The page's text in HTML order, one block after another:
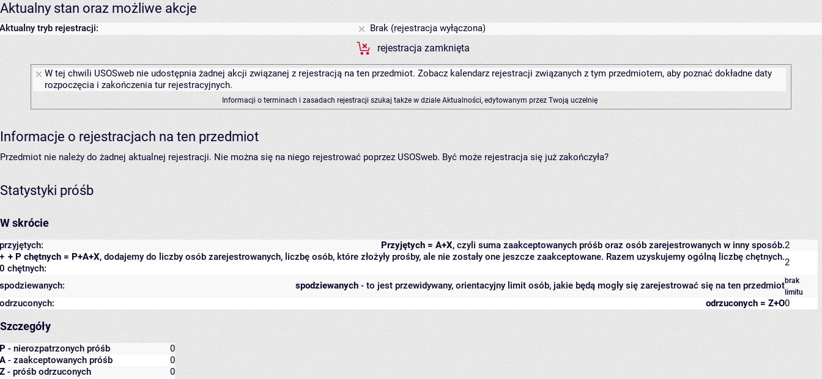
Aktualny stan oraz możliwe akcje
Aktualny tryb rejestracji:
Brak (rejestracja wyłączona)
rejestracja zamknięta
W tej chwili USOSweb nie udostępnia żadnej akcji związanej z rejestracją na ten przedmiot. Zobacz kalendarz rejestracji związanych z tym przedmiotem, aby poznać dokładne daty
rozpoczęcia i zakończenia tur rejestracyjnych.
Informacji o terminach i zasadach rejestracji szukaj także w dziale Aktualności, edytowanym przez Twoją uczelnię
Informacje o rejestracjach na ten przedmiot
Przedmiot nie należy do żadnej aktualnej rejestracji. Nie można się na niego rejestrować poprzez USOSweb. Być może rejestracja się już zakończyła?
Statystyki próśb
W skrócie
Przyjętych = A+X, czyli suma zaakceptowanych próśb oraz osób zarejestrowanych w inny sposób.
przyjętych:
2
+ P chętnych = P+A+X, dodajemy do liczby osób zarejestrowanych, liczbę osób, które złożyły prośby, ale nie zostały one jeszcze zaakceptowane. Razem uzyskujemy ogólną liczbę chętnych.
+
0 chętnych:
2
spodziewanych - to jest przewidywany, orientacyjny limit osób, jakie będą mogły się zarejestrować się na ten przedmiot
spodziewanych:
brak
limitu
odrzuconych = Z+O
odrzuconych: 0
Szczegóły
P - nierozpatrzonych próśb
0
A - zaakceptowanych próśb
0
Z - próśb odrzuconych
0